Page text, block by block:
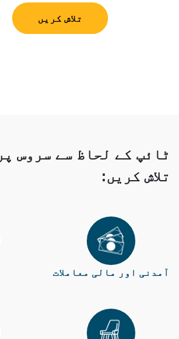
تلاش کریں
ٹائپ کے لحاظ سے سروس
تلاش کریں:
آمدنی اور مالی معاملات